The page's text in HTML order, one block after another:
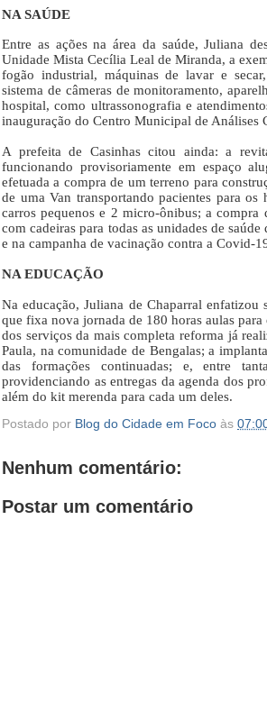
NA SAÚDE
Entre as ações na área da saúde, Juliana
Unidade Mista Cecília Leal de Miranda, a
fogão industrial, máquinas de lavar e
sistema de câmeras de monitoramento,
hospital, como ultrassonografia e
inauguração do Centro Municipal de Análises
A prefeita de Casinhas citou ainda: a
funcionando provisoriamente em espaço
efetuada a compra de um terreno para
de uma Van transportando pacientes para
carros pequenos e 2 micro-ônibus; a compra
com cadeiras para todas as unidades de
e na campanha de vacinação contra a Covid-
NA EDUCAÇÃO
Na educação, Juliana de Chaparral
que fixa nova jornada de 180 horas aulas
dos serviços da mais completa reforma já
Paula, na comunidade de Bengalas; a
das formações continuadas; e, entre
providenciando as entregas da agenda dos
além do kit merenda para cada um deles.
Postado por Blog do Cidade em Foco às
Nenhum comentário:
Postar um comentário